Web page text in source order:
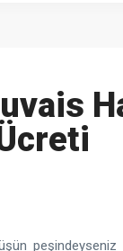
peşindeyseniz